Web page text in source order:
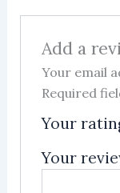
Add a
Your email
Required
Your
Your